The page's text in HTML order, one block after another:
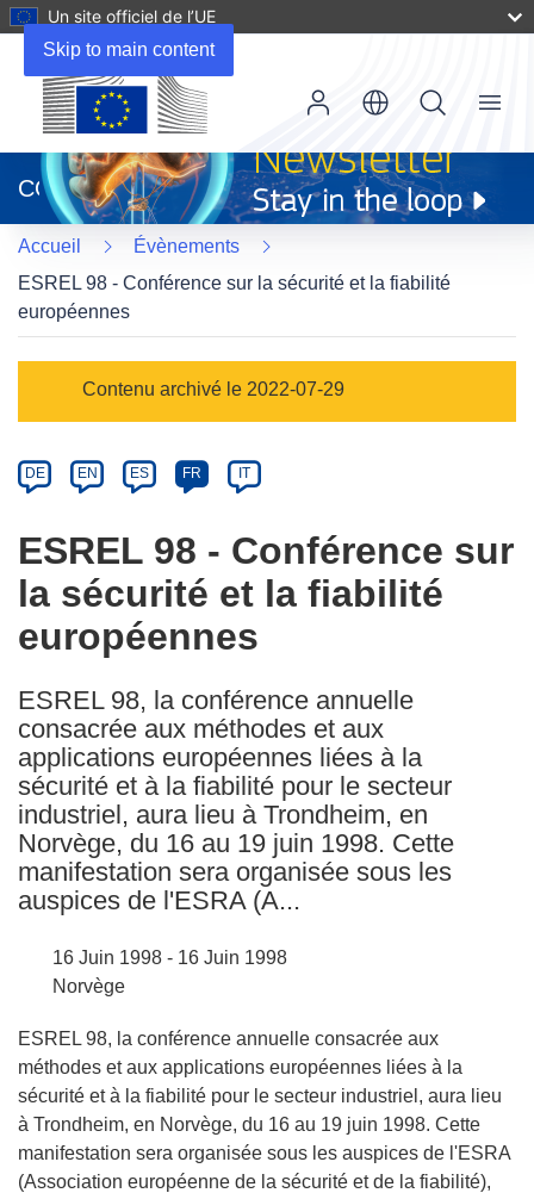
Skip to main content
Un site officiel de l’UE
dans
une
nouvelle
fenêtre)
CORDIS
Menu
Accueil
Évènements
ESREL 98 - Conférence sur la sécurité et la fiabilité
européennes
category
Contenu archivé le 2022-07-29
Article
available
the
following
languages:
DE EN ES FR IT
ESREL 98 - Conférence sur
la sécurité et la fiabilité
européennes
ESREL 98, la conférence annuelle
consacrée aux méthodes et aux
applications européennes liées à la
sécurité et à la fiabilité pour le secteur
industriel, aura lieu à Trondheim, en
Norvège, du 16 au 19 juin 1998. Cette
manifestation sera organisée sous les
auspices de l'ESRA (A...
16 Juin 1998 - 16 Juin 1998
Norvège
ESREL 98, la conférence annuelle consacrée aux
méthodes et aux applications européennes liées à la
sécurité et à la fiabilité pour le secteur industriel, aura lieu
à Trondheim, en Norvège, du 16 au 19 juin 1998. Cette
manifestation sera organisée sous les auspices de l'ESRA
(Association européenne de la sécurité et de la fiabilité),